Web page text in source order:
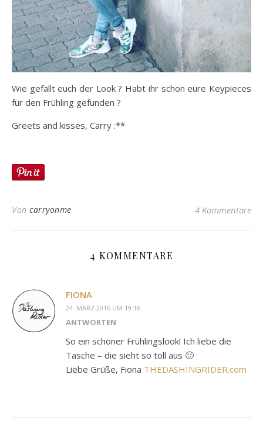
Wie gefällt euch der Look ? Habt ihr schon eure Keypieces
für den Frühling gefunden ?
Greets and kisses, Carry :**
Von carryonme 4 Kommentare
4 KOMMENTARE
FIONA
24. MÄRZ 2016 UM 19:16
ANTWORTEN
So ein schöner Frühlingslook! Ich liebe die
Tasche – die sieht so toll aus 🙂
Liebe Grüße, Fiona THEDASHINGRIDER.com